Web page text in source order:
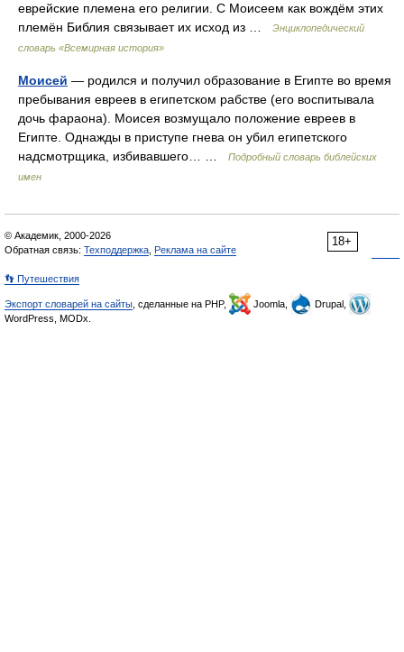
еврейские племена его религии. С Моисеем как вождём этих
племён Библия связывает их исход из …
Энциклопедический
словарь «Всемирная история»
Моисей — родился и получил образование в Египте во время
пребывания евреев в египетском рабстве (его воспитывала
дочь фараона). Моисея возмущало положение евреев в
Египте. Однажды в приступе гнева он убил египетского
надсмотрщика, избивавшего… …
Подробный словарь библейских
имен
18+
© Академик, 2000-2026
Обратная связь: Техподдержка Реклама на сайте
👣 Путешествия
Экспорт словарей на сайты , сделанные на PHP, Joomla,
Drupal,
WordPress, MODx.